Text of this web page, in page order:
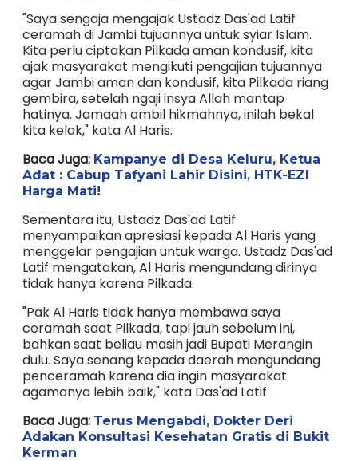
"Saya sengaja mengajak Ustadz Das'ad Latif
ceramah di Jambi tujuannya untuk syiar Islam.
Kita perlu ciptakan Pilkada aman kondusif, kita
ajak masyarakat mengikuti pengajian tujuannya
agar Jambi aman dan kondusif, kita Pilkada riang
gembira, setelah ngaji insya Allah mantap
hatinya. Jamaah ambil hikmahnya, inilah bekal
kita kelak," kata Al Haris.
Baca Juga: Kampanye di Desa Keluru, Ketua
Adat : Cabup Tafyani Lahir Disini, HTK-EZI
Harga Mati!
Sementara itu, Ustadz Das'ad Latif
menyampaikan apresiasi kepada Al Haris yang
menggelar pengajian untuk warga. Ustadz Das'ad
Latif mengatakan, Al Haris mengundang dirinya
tidak hanya karena Pilkada.
"Pak Al Haris tidak hanya membawa saya
ceramah saat Pilkada, tapi jauh sebelum ini,
bahkan saat beliau masih jadi Bupati Merangin
dulu. Saya senang kepada daerah mengundang
penceramah karena dia ingin masyarakat
agamanya lebih baik," kata Das'ad Latif.
Baca Juga: Terus Mengabdi, Dokter Deri
Adakan Konsultasi Kesehatan Gratis di Bukit
Kerman